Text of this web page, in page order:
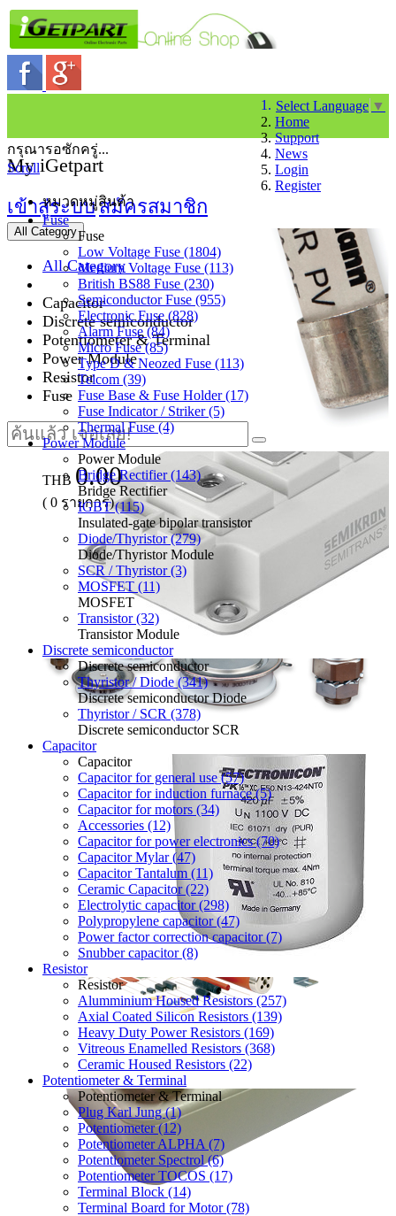
Select Language ▼
Home
Support
News
Login
Register
My iGetpart
เข้าสู่ระบบสมัครสมาชิก
All Category
All Category
Capacitor
Discrete semiconductor
Potentiometer & Terminal
Power Module
Resistor
Fuse
THB 0.00
( 0 รายการ)
กรุณารอซักครู่...
Scroll
หมวดหมู่สินค้า
Fuse
Fuse
Low Voltage Fuse (1804)
Medium Voltage Fuse (113)
British BS88 Fuse (230)
Semiconductor Fuse (955)
Electronic Fuse (828)
Alarm Fuse (84)
Micro Fuse (85)
Type D & Neozed Fuse (113)
Telcom (39)
Fuse Base & Fuse Holder (17)
Fuse Indicator / Striker (5)
Thermal Fuse (4)
Power Module
Power Module
Bridge Rectifier (143)
Bridge Rectifier
IGBT (115)
Insulated-gate bipolar transistor
Diode/Thyristor (279)
Diode/Thyristor Module
SCR / Thyristor (3)
MOSFET (11)
MOSFET
Transistor (32)
Transistor Module
Discrete semiconductor
Discrete semiconductor
Thyristor / Diode (341)
Discrete semiconductor Diode
Thyristor / SCR (378)
Discrete semiconductor SCR
Capacitor
Capacitor
Capacitor for general use (57)
Capacitor for induction furnace (5)
Capacitor for motors (34)
Accessories (12)
Capacitor for power electronics (70)
Capacitor Mylar (47)
Capacitor Tantalum (11)
Ceramic Capacitor (22)
Electrolytic capacitor (298)
Polypropylene capacitor (47)
Power factor correction capacitor (7)
Snubber capacitor (8)
Resistor
Resistor
Alumminium Housed Resistors (257)
Axial Coated Silicon Resistors (139)
Heavy Duty Power Resistors (169)
Vitreous Enamelled Resistors (368)
Ceramic Housed Resistors (22)
Potentiometer & Terminal
Potentiometer & Terminal
Plug Karl Jung (1)
Potentiometer (12)
Potentiometer ALPHA (7)
Potentiometer Spectrol (6)
Potentiometer TOCOS (17)
Terminal Block (14)
Terminal Board for Motor (78)